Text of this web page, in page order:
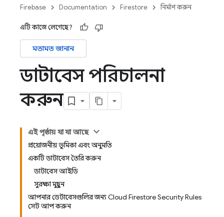
Firebase Documentation Firestore নির্মাণ করুন
এটি কাজে লেগেছে?
মতামত জানান
ডাটাবেস পরিচালনা
করুন
এই পৃষ্ঠায় যা যা আছে
প্রয়োজনীয় ভূমিকা এবং অনুমতি
একটি ডাটাবেস তৈরি করুন
ডাটাবেস আইডি
সুরক্ষা মুছুন
আপনার ডেটাবেসগুলির জন্য Cloud Firestore Security Rules
সেট আপ করুন